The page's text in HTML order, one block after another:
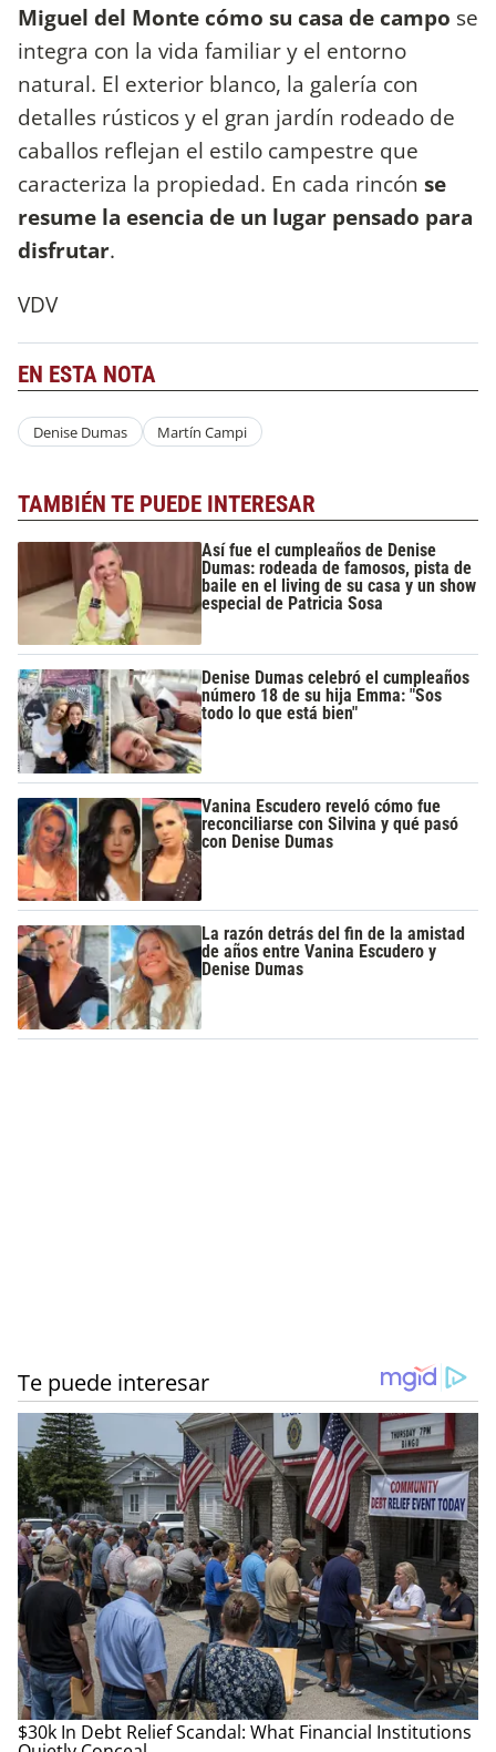
Miguel del Monte cómo su casa de campo se
integra con la vida familiar y el entorno
natural. El exterior blanco, la galería con
detalles rústicos y el gran jardín rodeado de
caballos reflejan el estilo campestre que
caracteriza la propiedad. En cada rincón se
resume la esencia de un lugar pensado para
disfrutar.
VDV
EN ESTA NOTA
Denise Dumas Martín Campi
TAMBIÉN TE PUEDE INTERESAR
Así fue el cumpleaños de Denise
Dumas: rodeada de famosos, pista de
baile en el living de su casa y un show
especial de Patricia Sosa
Denise Dumas celebró el cumpleaños
número 18 de su hija Emma: "Sos
todo lo que está bien"
Vanina Escudero reveló cómo fue
reconciliarse con Silvina y qué pasó
con Denise Dumas
La razón detrás del fin de la amistad
de años entre Vanina Escudero y
Denise Dumas